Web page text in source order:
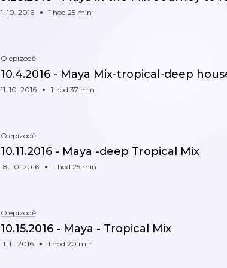
1. 10. 2016 1 hod 25 min
O epizodě
10.4.2016 - Maya Mix-tropical-deep
11. 10. 2016 1 hod 37 min
O epizodě
10.11.2016 - Maya -deep Tropical Mix
18. 10. 2016 1 hod 25 min
O epizodě
10.15.2016 - Maya - Tropical Mix
11. 11. 2016 1 hod 20 min